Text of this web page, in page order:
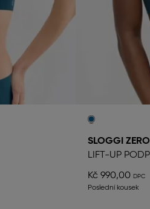
SLOGGI ZERO
LIFT-UP
Kč 990,00
Poslední kousek